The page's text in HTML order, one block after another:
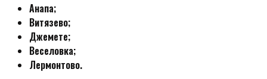
Анапа;
Витязево;
Джемете;
Веселовка;
Лермонтово.